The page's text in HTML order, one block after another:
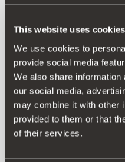
This website uses cookies
We use cookies to
provide social media
We also share
our social media,
may combine it with other
provided to them or that
of their services.
Продукт
Комплект:
- Засіб для чищення
- Засіб для чищення
- Засіб для видалення
- Губка, замшева серветка
Примітка: продукт не